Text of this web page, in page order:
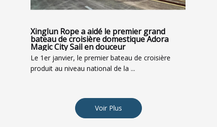
Xinglun Rope a aidé le premier grand
bateau de croisière domestique Adora
Magic City Sail en douceur
Le 1er janvier, le premier bateau de croisière
produit au niveau national de la ...
Voir Plus